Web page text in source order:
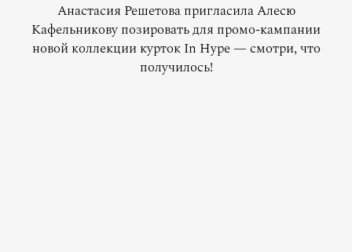
Анастасия Решетова пригласила Алесю
Кафельникову позировать для промо-кампании
новой коллекции курток In Hype — смотри, что
получилось!